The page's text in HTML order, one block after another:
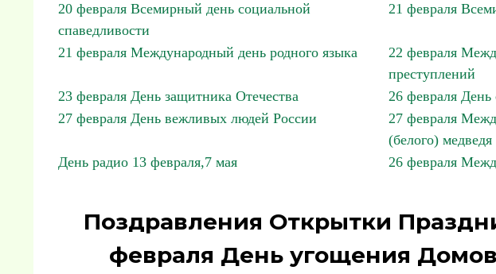
20 февраля Всемирный день социальной
спаведливости
21 февраля
21 февраля Международный день родного языка
22 февраля
преступлений
23 февраля День защитника Отечества
26 февраля
27 февраля День вежливых людей России
27 февраля
(белого) медведя
День радио 13 февраля,7 мая
26 февраля
Поздравления Открытки
февраля День угощения